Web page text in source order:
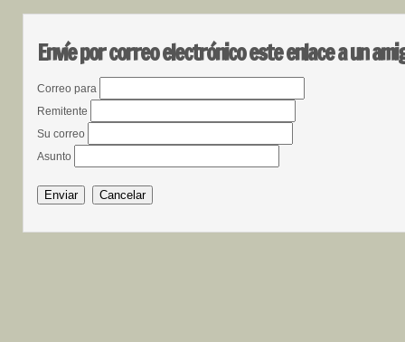
Envíe por correo electrónico este enlace a un
Correo para
Remitente
Su correo
Asunto
Enviar Cancelar